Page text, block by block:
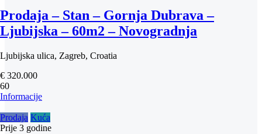
Prodaja – Stan – Gornja Dubrava –
Ljubijska – 60m2 – Novogradnja
Ljubijska ulica, Zagreb, Croatia
€ 320.000
60
Informacije
Prodaja Kuća
Prije 3 godine